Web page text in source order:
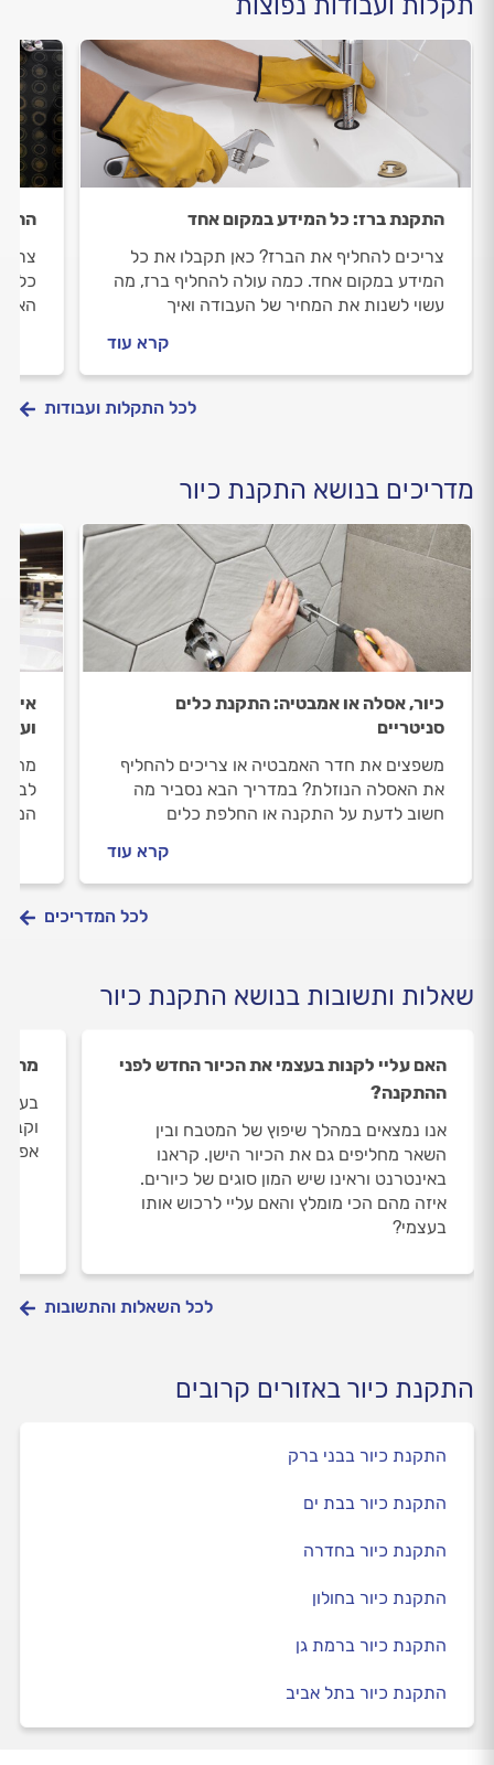
התקנת ברז: כל המידע במקום אחד
צריכים להחליף את הברז? כאן תקבלו את כל
המידע במקום אחד. כמה עולה להחליף ברז, מה
עשוי לשנות את המחיר של העבודה ואיך
קרא עוד
כל
לכל התקלות ועבודות
מדריכים בנושא התקנת כיור
כיור, אסלה או אמבטיה: התקנת כלים
סניטריים
משפצים את חדר האמבטיה או צריכים להחליף
את האסלה הנוזלת? במדריך הבא נסביר מה
חשוב לדעת על התקנה או החלפת כלים
קרא עוד
איך
מה
לכל המדריכים
שאלות ותשובות בנושא התקנת כיור
האם עליי לקנות בעצמי את הכיור החדש לפני
ההתקנה?
אנו נמצאים במהלך שיפוץ של המטבח ובין
השאר מחליפים גם את הכיור הישן. קראנו
באינטרנט וראינו שיש המון סוגים של כיורים.
איזה מהם הכי מומלץ והאם עליי לרכוש אותו
בעצמי?
מהו
אפס
לכל השאלות והתשובות
התקנת כיור באזורים קרובים
התקנת כיור בבני ברק
התקנת כיור בבת ים
התקנת כיור בחדרה
התקנת כיור בחולון
התקנת כיור ברמת גן
התקנת כיור בתל אביב